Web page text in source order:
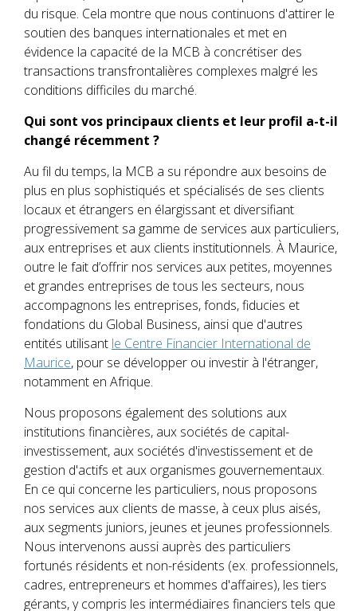
du risque. Cela montre que nous continuons d'attirer le
soutien des banques internationales et met en
évidence la capacité de la MCB à concrétiser des
transactions transfrontalières complexes malgré les
conditions difficiles du marché.
Qui sont vos principaux clients et leur profil a-t-il
changé récemment ?
Au fil du temps, la MCB a su répondre aux besoins de
plus en plus sophistiqués et spécialisés de ses clients
locaux et étrangers en élargissant et diversifiant
progressivement sa gamme de services aux particuliers,
aux entreprises et aux clients institutionnels. À Maurice,
outre le fait d’offrir nos services aux petites, moyennes
et grandes entreprises de tous les secteurs, nous
accompagnons les entreprises, fonds, fiducies et
fondations du Global Business, ainsi que d'autres
entités utilisant le Centre Financier International de
Maurice, pour se développer ou investir à l'étranger,
notamment en Afrique.
Nous proposons également des solutions aux
institutions financières, aux sociétés de capital-
investissement, aux sociétés d'investissement et de
gestion d'actifs et aux organismes gouvernementaux.
En ce qui concerne les particuliers, nous proposons
nos services aux clients de masse, à ceux plus aisés,
aux segments juniors, jeunes et jeunes professionnels.
Nous intervenons aussi auprès des particuliers
fortunés résidents et non-résidents (ex. professionnels,
cadres, entrepreneurs et hommes d'affaires), les tiers
gérants, y compris les intermédiaires financiers tels que